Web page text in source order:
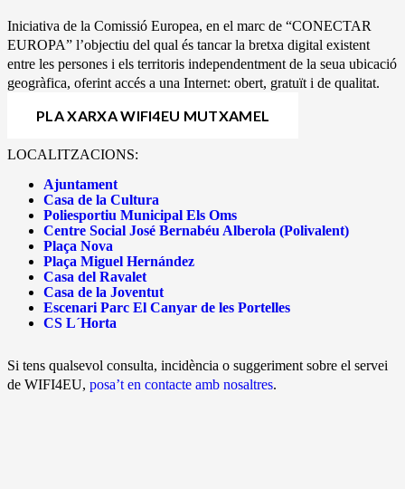
Iniciativa de la Comissió Europea, en el marc de “CONECTAR
EUROPA” l’objectiu del qual és tancar la bretxa digital existent
entre les persones i els territoris independentment de la seua ubicació
geogràfica, oferint accés a una Internet: obert, gratuït i de qualitat.
PLA XARXA WIFI4EU MUTXAMEL
LOCALITZACIONS:
Ajuntament
Casa de la Cultura
Poliesportiu Municipal Els Oms
Centre Social José Bernabéu Alberola (Polivalent)
Plaça Nova
Plaça Miguel Hernández
Casa del Ravalet
Casa de la Joventut
Escenari Parc El Canyar de les Portelles
CS L´Horta
Si tens qualsevol consulta, incidència o suggeriment sobre el servei
de WIFI4EU, posa’t en contacte amb nosaltres.